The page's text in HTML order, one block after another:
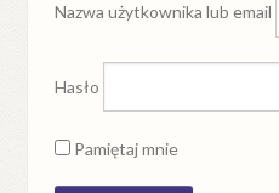
Nazwa użytkownika lub email
Hasło
Pamiętaj mnie